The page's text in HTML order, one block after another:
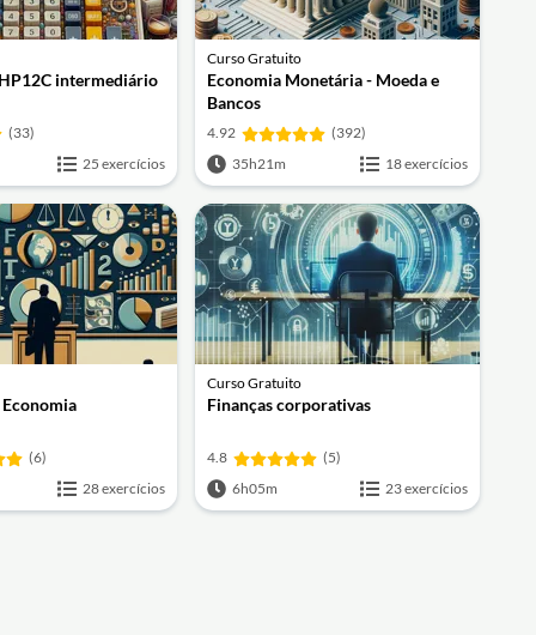
intermediário
(33)
25 exercícios
Curso Gratuito
Economia Monetária - Moeda e
Bancos
4.92
(392)
35h21m
18 exercícios
(6)
28 exercícios
Curso Gratuito
Finanças corporativas
4.8
(5)
6h05m
23 exercícios